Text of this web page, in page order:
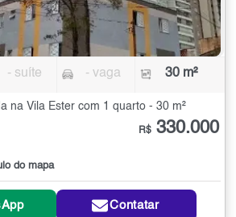
- suíte - vaga 30 m²
na Vila Ester com 1 quarto - 30 m²
do mapa
R$ 330.000
Contatar